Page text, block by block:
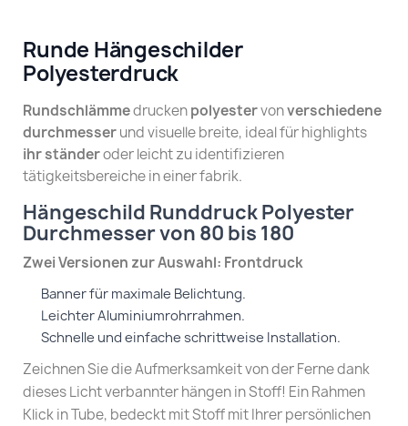
Runde Hängeschilder
Polyesterdruck
Rundschlämmedruckenpolyestervonverschiedene
durchmesserund visuelle breite, ideal für highlights
ihr ständeroder leicht zu identifizieren
tätigkeitsbereiche in einer fabrik.
Hängeschild Runddruck Polyester
Durchmesser von 80 bis 180
Zwei Versionen zur Auswahl: Frontdruck
Banner für maximale Belichtung.
Leichter Aluminiumrohrrahmen.
Schnelle und einfache schrittweise Installation.
Zeichnen Sie die Aufmerksamkeit von der Ferne dank
dieses Licht verbannter hängen in Stoff! Ein Rahmen
Klick in Tube, bedeckt mit Stoff mit Ihrer persönlichen